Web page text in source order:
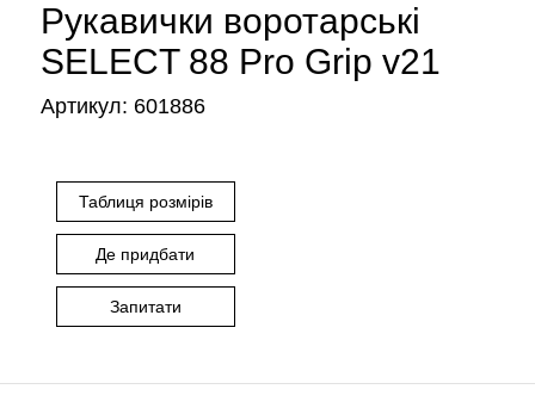
Рукавички воротарські
SELECT 88 Pro Grip v21
Артикул: 601886
Таблиця розмірів
Де придбати
Запитати